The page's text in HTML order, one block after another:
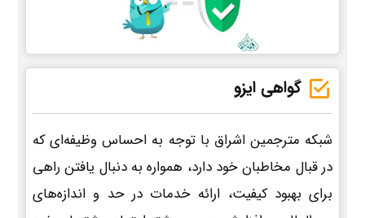
گواهی ایزو
شبکه مترجمین اشراق با توجه به احساس وظیفه‌ای که
در قبال مخاطبان خود دارد، همواره به دنبال یافتن راهی
برای بهبود کیفیت، ارائه خدمات در حد و اندازه‌های